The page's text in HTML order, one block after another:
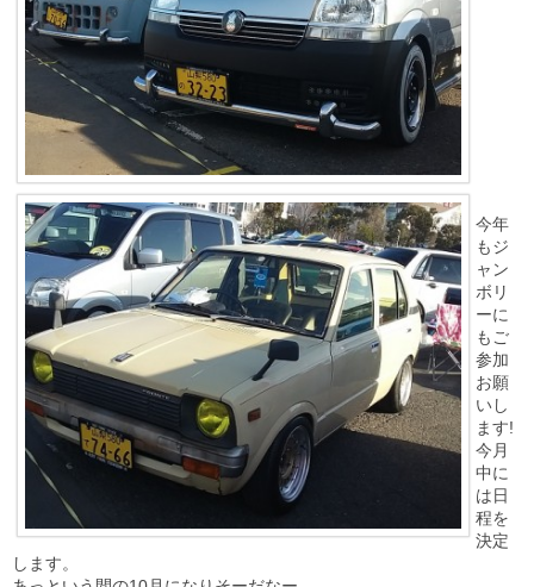
今年
もジ
ャン
ボリ
ーに
もご
参加
お願
いし
ます!
今月
中に
は日
程を
決定
します。